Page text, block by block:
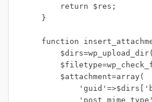
        return $res;
    }
function
        $attachment=array(